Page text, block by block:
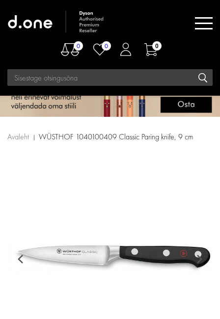
0 0 0
Avaleht WÜSTHOF 1040100409 Classic Paring knife, 9 cm